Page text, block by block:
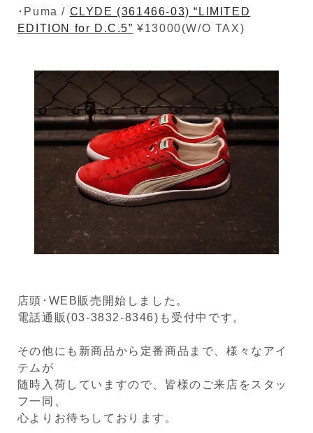
･Puma / CLYDE (361466-03) “LIMITED
EDITION for D.C.5” ¥13000(W/O TAX)
店頭･WEB販売開始しました。
電話通販(03-3832-8346)も受付中です。
その他にも新商品から定番商品まで、様々なアイ
テムが
随時入荷していますので、皆様のご来店をスタッ
フ一同、
心よりお待ちしております。